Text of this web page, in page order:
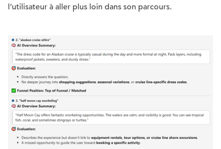
l’utilisateur à aller plus loin dans son parcours.